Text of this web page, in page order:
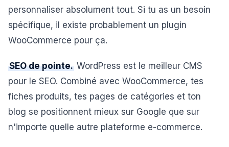
personnaliser absolument tout. Si tu as un besoin
spécifique, il existe probablement un plugin
WooCommerce pour ça.
SEO de pointe. WordPress est le meilleur CMS
pour le SEO. Combiné avec WooCommerce, tes
fiches produits, tes pages de catégories et ton
blog se positionnent mieux sur Google que sur
n'importe quelle autre plateforme e-commerce.